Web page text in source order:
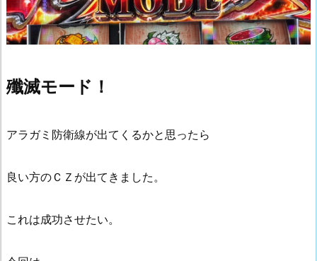
殲滅モード！
アラガミ防衛線が出てくるかと思ったら
良い方のＣＺが出てきました。
これは成功させたい。